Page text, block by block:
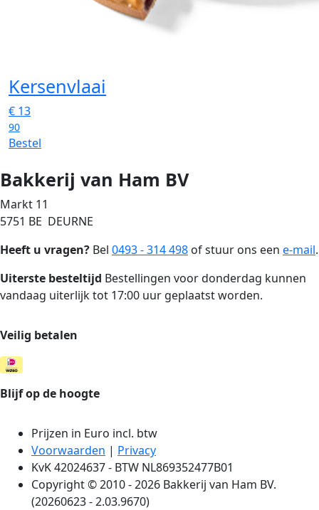
Kersenvlaai
€ 13
90
Bestel
Bakkerij van Ham BV
Markt 11
5751 BE DEURNE
Heeft u vragen? Bel 0493 - 314 498 of stuur ons een e-mail.
Uiterste besteltijd Bestellingen voor donderdag kunnen
vandaag uiterlijk tot 17:00 uur geplaatst worden.
Veilig betalen
Blijf op de hoogte
Prijzen in Euro incl. btw
Voorwaarden | Privacy
KvK 42024637 - BTW NL869352477B01
Copyright © 2010 - 2026 Bakkerij van Ham BV.
(20260623 - 2.03.9670)